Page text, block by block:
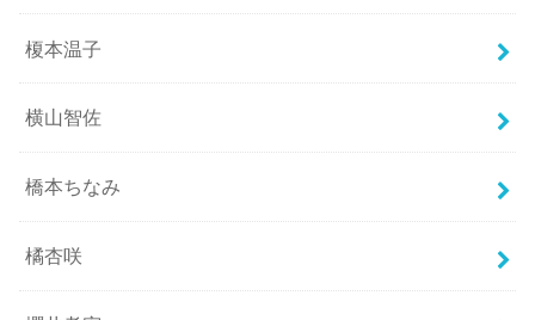
榎本温子
横山智佐
橋本ちなみ
橘杏咲